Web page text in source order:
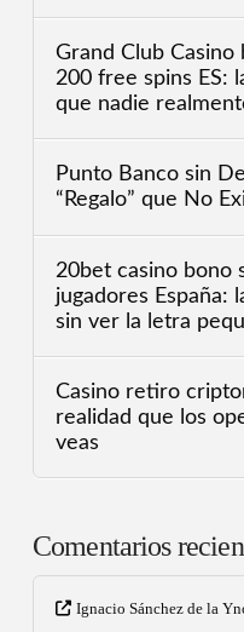
Grand Club
200 free spins ES:
que nadie
Punto Banco sin
“Regalo” que No
20bet casino bono
jugadores España:
sin ver la letra
Casino retiro
realidad que los
veas
Comentarios
Ignacio Sánchez de la